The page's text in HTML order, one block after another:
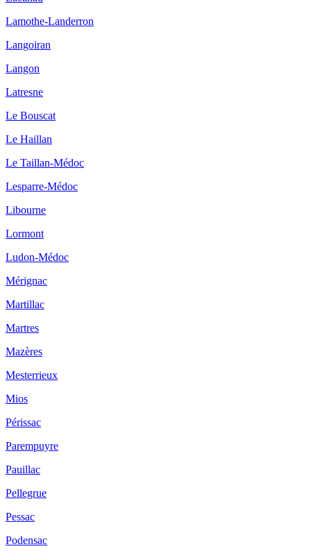
Lamothe-Landerron
Langoiran
Langon
Latresne
Le Bouscat
Le Haillan
Le Taillan-Médoc
Lesparre-Médoc
Libourne
Lormont
Ludon-Médoc
Mérignac
Martillac
Martres
Mazères
Mesterrieux
Mios
Périssac
Parempuyre
Pauillac
Pellegrue
Pessac
Podensac